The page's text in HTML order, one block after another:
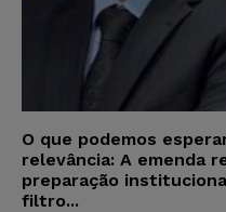
O que podemos
relevância: A emenda
preparação
filtro...